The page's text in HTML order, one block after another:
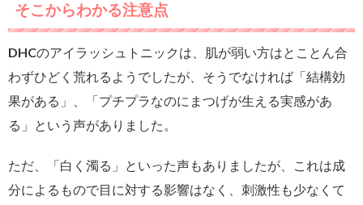
そこからわかる注意点
DHCのアイラッシュトニックは、肌が弱い方はとことん合
わずひどく荒れるようでしたが、そうでなければ「結構効
果がある」、「プチプラなのにまつげが生える実感があ
る」という声がありました。
ただ、「白く濁る」といった声もありましたが、これは成
分によるもので目に対する影響はなく、刺激性も少なくて